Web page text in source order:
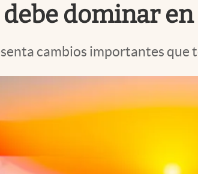
dominar en
cambios importantes que